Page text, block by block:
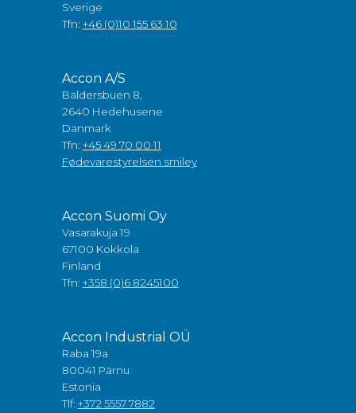
Sverige
Tfn: +46 (0)10 155 63 10
Accon A/S
Baldersbuen 8,
2640 Hedehusene
Danmark
Tfn: +45 49 70 00 11
Fødevarestyrelsen smiley
Accon Suomi Oy
Vasarakuja 19
67100 Kokkola
Finland
Tfn: +358 (0)6 8245100
Accon Industrial OÜ
Raba 19a
80041 Pärnu
Estonia
Tlf: +372 5557 7882